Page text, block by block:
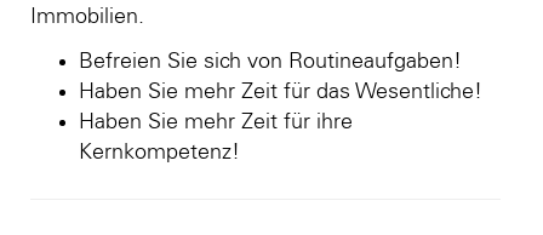
Immobilien.
Befreien Sie sich von Routineaufgaben!
Haben Sie mehr Zeit für das Wesentliche!
Haben Sie mehr Zeit für ihre
Kernkompetenz!